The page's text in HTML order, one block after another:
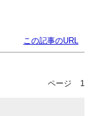
この記事のURL
ページ
1